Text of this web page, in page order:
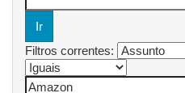
Filtros correntes: